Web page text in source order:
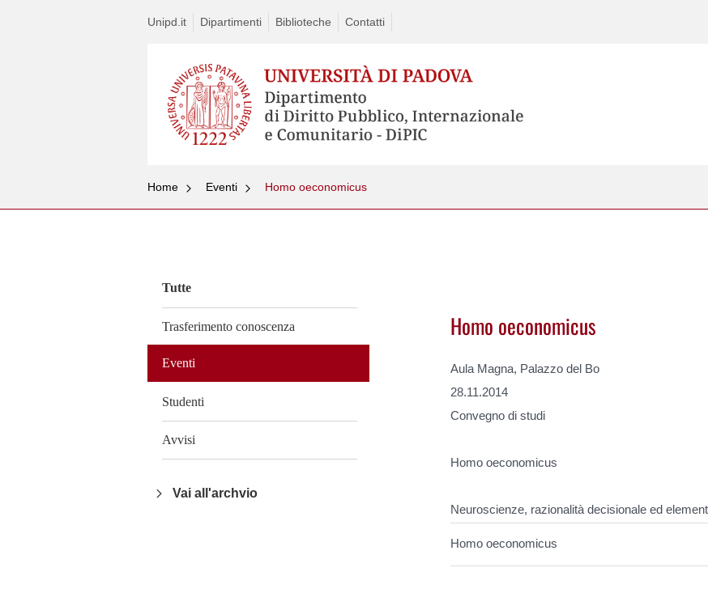
Unipd.it Dipartimenti Biblioteche Contatti
Home Eventi Homo oeconomicus
Tutte
Trasferimento conoscenza
Eventi
Studenti
Avvisi
Vai all'archvio
Homo oeconomicus
Aula Magna, Palazzo del Bo
28.11.2014
Convegno di studi
Homo oeconomicus
Neuroscienze, razionalità decisionale ed
Homo oeconomicus